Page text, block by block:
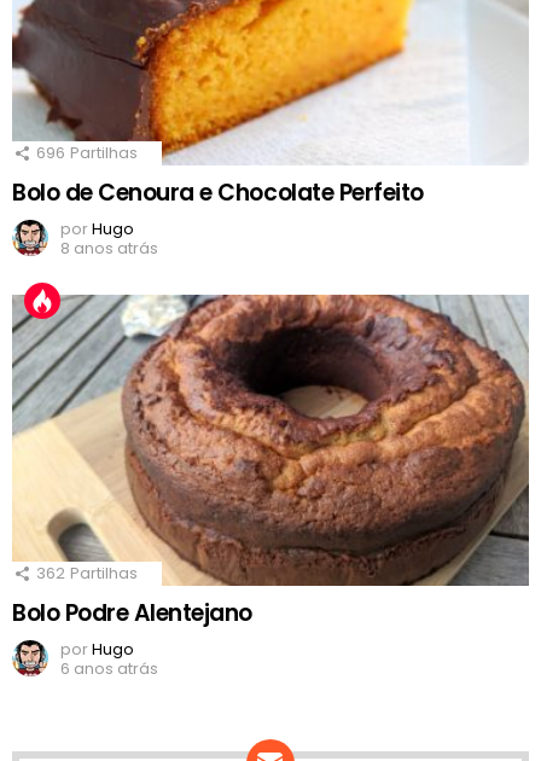
696 Partilhas
Bolo de Cenoura e Chocolate Perfeito
porHugo
8 anos atrás
362 Partilhas
Bolo Podre Alentejano
porHugo
6 anos atrás